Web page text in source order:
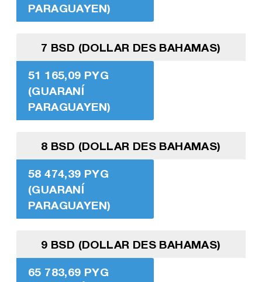
PARAGUAYEN)
7 BSD (DOLLAR DES BAHAMAS)
51 165,09 PYG
(GUARANÍ
PARAGUAYEN)
8 BSD (DOLLAR DES BAHAMAS)
58 474,39 PYG
(GUARANÍ
PARAGUAYEN)
9 BSD (DOLLAR DES BAHAMAS)
65 783,69 PYG